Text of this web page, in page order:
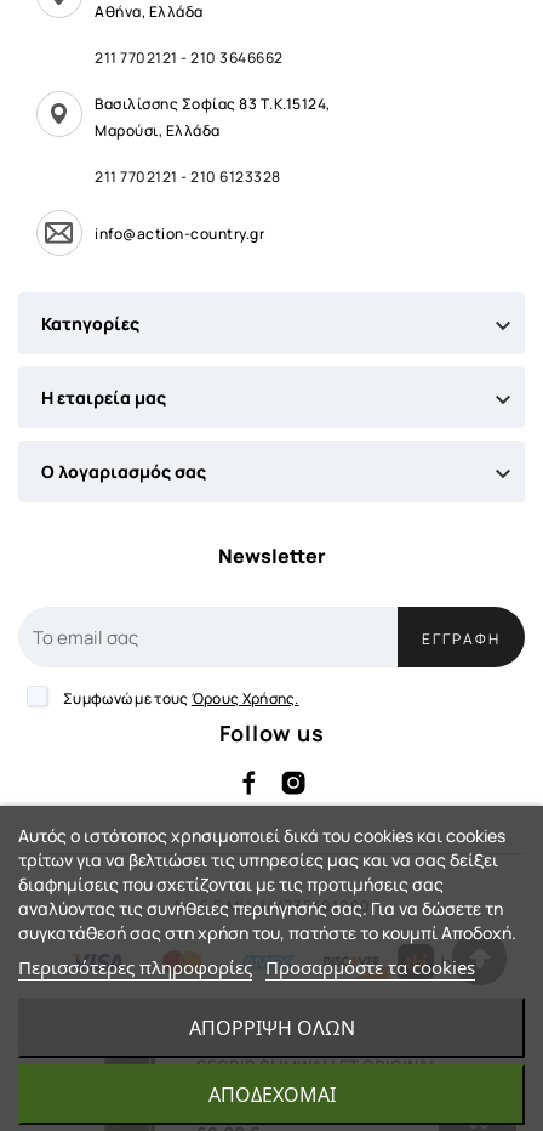
SECRID SLIMWALLET ORIGINAL
DARK BROWN
Αθήνα, Ελλάδα
211 7702121 -210 3646662
Βασιλίσσης Σοφίας 83 Τ.Κ.15124,
Μαρούσι, Ελλάδα
211 7702121 -210 6123328
info@action-country.gr
Κατηγορίες 
Η εταιρεία μας 
Ο λογαριασμός σας 
Newsletter
ΕΓΓΡΑΦΉ
Συμφωνώ με τους Όρους Χρήσης.
Follow us
Αρ. Γ.Ε.ΜΗ: 144735401000
Αυτός ο ιστότοπος χρησιμοποιεί δικά του cookies και cookies
τρίτων για να βελτιώσει τις υπηρεσίες μας και να σας δείξει
διαφημίσεις που σχετίζονται με τις προτιμήσεις σας
αναλύοντας τις συνήθειες περιήγησής σας. Για να δώσετε τη
συγκατάθεσή σας στη χρήση του, πατήστε το κουμπί Αποδοχή.
Περισσότερες πληροφορίες Προσαρμόστε τα cookies
ΑΠΌΡΡΙΨΗ ΌΛΩΝ
ΑΠΟΔΈΧΟΜΑΙ
© 2023 - Action-Country™. All Rights
Reserved.
eShop by Synergic Software